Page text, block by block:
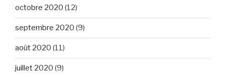
octobre 2020 (12)
septembre 2020 (9)
août 2020 (11)
juillet 2020 (9)